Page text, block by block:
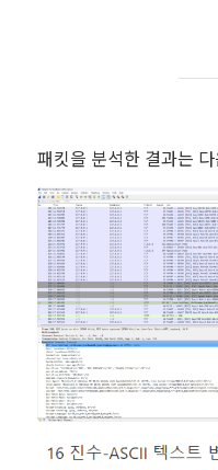
패킷을 분석한 결과는